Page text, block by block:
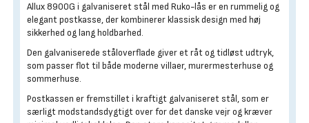
Allux 8900G i galvaniseret stål med Ruko-lås er en rummelig og
elegant postkasse, der kombinerer klassisk design med høj
sikkerhed og lang holdbarhed.
Den galvaniserede ståloverflade giver et råt og tidløst udtryk,
som passer flot til både moderne villaer, murermesterhuse og
sommerhuse.
Postkassen er fremstillet i kraftigt galvaniseret stål, som er
særligt modstandsdygtigt over for det danske vejr og kræver